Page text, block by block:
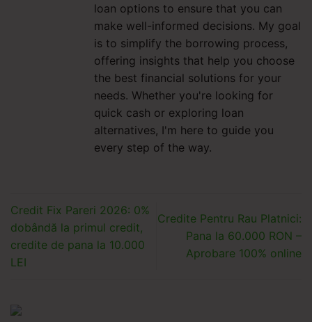
loan options to ensure that you can
make well-informed decisions. My goal
is to simplify the borrowing process,
offering insights that help you choose
the best financial solutions for your
needs. Whether you're looking for
quick cash or exploring loan
alternatives, I'm here to guide you
every step of the way.
Credit Fix Pareri 2026: 0%
dobândă la primul credit,
credite de pana la 10.000
LEI
Credite Pentru Rau Platnici:
Pana la 60.000 RON –
Aprobare 100% online